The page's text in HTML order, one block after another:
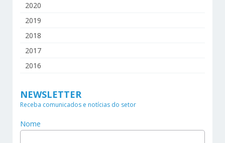
2020
2019
2018
2017
2016
NEWSLETTER
Receba comunicados e notícias do setor
Nome